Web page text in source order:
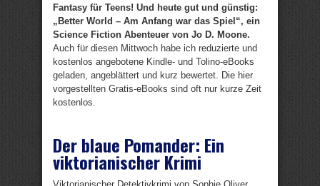
Fantasy für Teens! Und heute gut und günstig:
„Better World – Am Anfang war das Spiel“, ein
Science Fiction Abenteuer von Jo D. Moone.
Auch für diesen Mittwoch habe ich reduzierte und
kostenlos angebotene Kindle- und Tolino-eBooks
geladen, angeblättert und kurz bewertet. Die hier
vorgestellten Gratis-eBooks sind oft nur kurze Zeit
kostenlos.
Der blaue Pomander: Ein
viktorianischer Krimi